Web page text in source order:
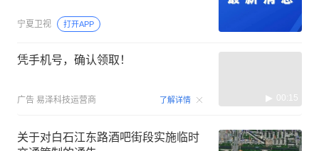
宁夏卫视 打开APP
凭手机号，确认领取！
广告 易泽科技运营商 了解详情 00:15
关于对白石江东路酒吧街段实施临时